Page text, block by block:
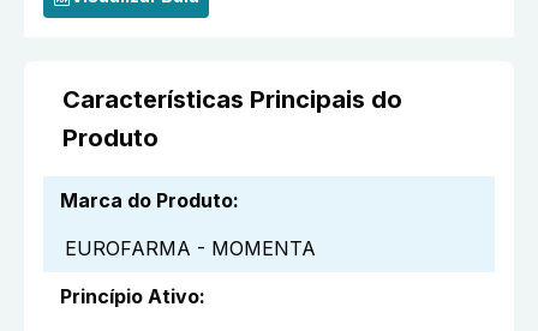
Características Principais do
Produto
Marca do Produto:
EUROFARMA - MOMENTA
Princípio Ativo: